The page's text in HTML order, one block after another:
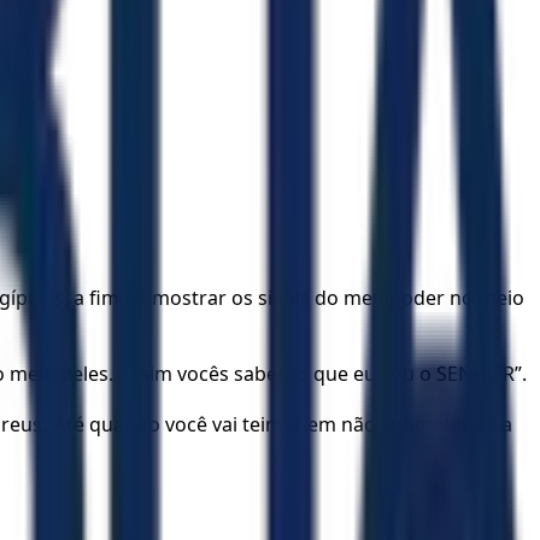
a fim de mostrar os sinais do meu poder no meio
deles. Assim vocês saberão que eu sou o SENHOR”.
‘Até quando você vai teimar em não submeter-se a